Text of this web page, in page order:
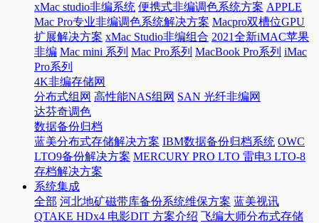
xMac studio非编系统 便携式非编调色系统方案 APPLE
Mac Pro专业非编调色系统解决方案 Macpro双槽位GPU
扩展解决方案 xMac Studio非编组合 2021全新iMAC苹果
非编 Mac mini 系列 Mac Pro系列 MacBook Pro系列 iMac
Pro系列
4K非编存储网
分布式组网 高性能NAS组网 SAN 光纤非编网
达芬奇调色
数据备份归档
蓝美分布式存储解决方案 IBM数据备份归档系统 OWC
LTO9备份解决方案 MERCURY PRO LTO 雷电3 LTO-8
存档解决方案
系统集成
全部 河北地矿磁带库备份系统维保方案 蓝美视讯
QTAKE HDx4 电影DIT 方案介绍 飞编大师分布式存储